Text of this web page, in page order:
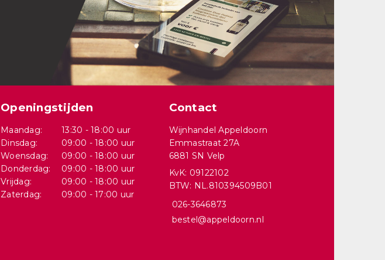
Openingstijden
Maandag:
13:30 - 18:00 uur
Dinsdag:
09:00 - 18:00 uur
Woensdag:
09:00 - 18:00 uur
Donderdag:
09:00 - 18:00 uur
Vrijdag:
09:00 - 18:00 uur
Zaterdag:
09:00 - 17:00 uur
Contact
Wijnhandel Appeldoorn
Emmastraat 27A
6881 SN Velp
KvK: 09122102
BTW: NL.810394509B01
026-3646873
bestel@appeldoorn.nl